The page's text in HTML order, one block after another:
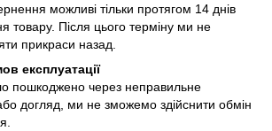
можливі тільки протягом 14 днів
товару. Після цього терміну ми не
прикраси назад.
експлуатації
пошкоджено через неправильне
догляд, ми не зможемо здійснити обмін